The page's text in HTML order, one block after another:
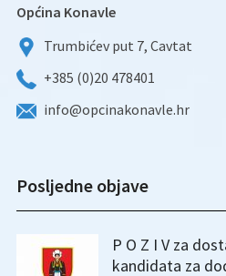
Općina Konavle
Trumbićev put 7, Cavtat
+385 (0)20 478401
info@opcinakonavle.hr
Posljedne objave
P O Z I V za
kandidata za